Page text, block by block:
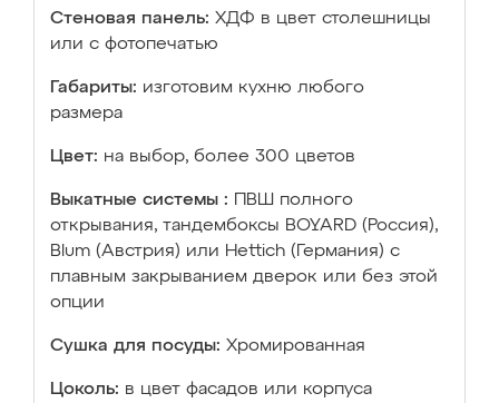
Стеновая панель: ХДФ в цвет столешницы
или с фотопечатью
Габариты: изготовим кухню любого
размера
Цвет: на выбор, более 300 цветов
Выкатные системы :
ПВШ полного
открывания, тандембоксы BOYARD (Россия),
Blum (Австрия) или Hettich (Германия) с
плавным закрыванием дверок или без этой
опции
Сушка для посуды: Хромированная
Цоколь: в цвет фасадов или корпуса